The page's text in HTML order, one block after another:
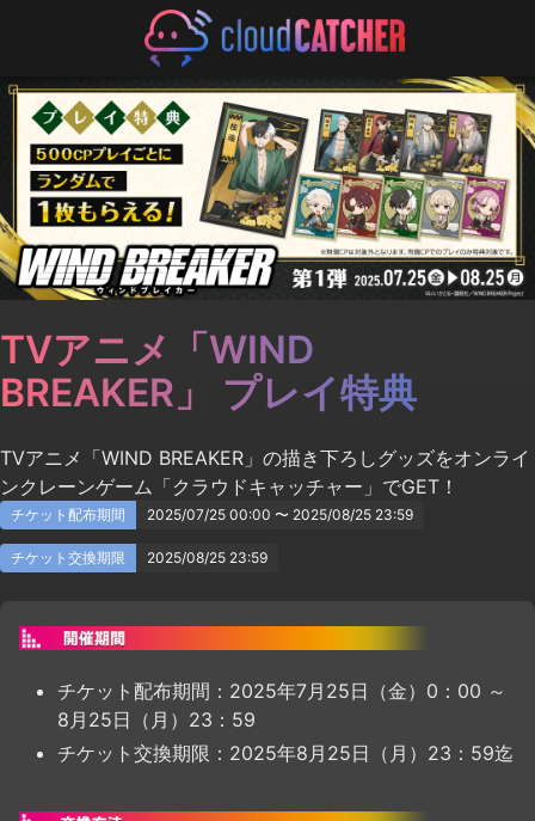
TVアニメ「WIND
BREAKER」 プレイ特典
TVアニメ「WIND BREAKER」の描き下ろしグッズをオンライ
ンクレーンゲーム「クラウドキャッチャー」でGET！
チケット配布期間 2025/07/25 00:00 〜 2025/08/25 23:59
チケット交換期限 2025/08/25 23:59
チケット配布期間：2025年7月25日（金）0：00 ～
8月25日（月）23：59
チケット交換期限：2025年8月25日（月）23：59迄